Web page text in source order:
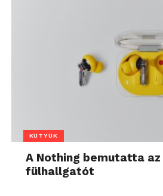
KÜTYÜK
A Nothing bemutatta az
fülhallgatót